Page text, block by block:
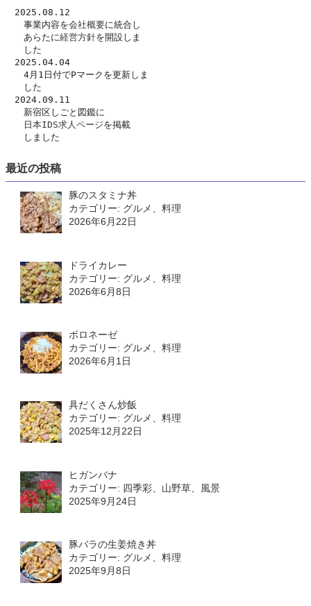
2025.08.12
事業内容を会社概要に統合し
あらたに経営方針を開設しま
した
2025.04.04
4月1日付でPマークを更新しま
した
2024.09.11
新宿区しごと図鑑に
日本IDS求人ページを掲載
しました
最近の投稿
豚のスタミナ丼
カテゴリー: グルメ、料理
2026年6月22日
ドライカレー
カテゴリー: グルメ、料理
2026年6月8日
ボロネーゼ
カテゴリー: グルメ、料理
2026年6月1日
具だくさん炒飯
カテゴリー: グルメ、料理
2025年12月22日
ヒガンバナ
カテゴリー: 四季彩、山野草、風景
2025年9月24日
豚バラの生姜焼き丼
カテゴリー: グルメ、料理
2025年9月8日